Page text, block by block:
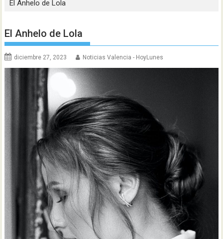
El Anhelo de Lola
El Anhelo de Lola
diciembre 27, 2023 Noticias Valencia - HoyLunes